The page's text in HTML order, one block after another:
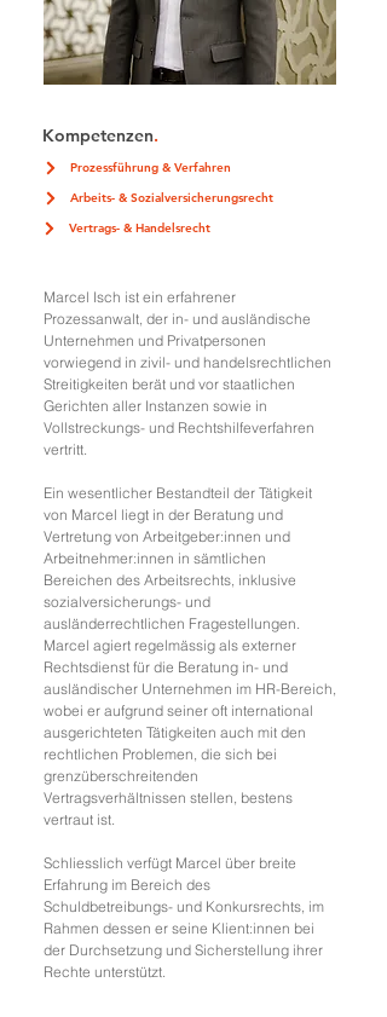
Kompetenzen.
Prozessführung & Verfahren
Arbeits- & Sozialversicherungsrecht
Vertrags- & Handelsrecht
Marcel Isch ist ein erfahrener
Prozessanwalt, der in- und ausländische
Unternehmen und Privatpersonen
vorwiegend in zivil- und handelsrechtlichen
Streitigkeiten berät und vor staatlichen
Gerichten aller Instanzen sowie in
Vollstreckungs- und Rechtshilfeverfahren
vertritt.
Ein wesentlicher Bestandteil der Tätigkeit
von Marcel liegt in der Beratung und
Vertretung von Arbeitgeber:innen und
Arbeitnehmer:innen in sämtlichen
Bereichen des Arbeitsrechts, inklusive
sozialversicherungs- und
ausländerrechtlichen Fragestellungen.
Marcel agiert regelmässig als externer
Rechtsdienst für die Beratung in- und
ausländischer Unternehmen im HR-Bereich,
wobei er aufgrund seiner oft international
ausgerichteten Tätigkeiten auch mit den
rechtlichen Problemen, die sich bei
grenzüberschreitenden
Vertragsverhältnissen stellen, bestens
vertraut ist.
Schliesslich verfügt Marcel über breite
Erfahrung im Bereich des
Schuldbetreibungs- und Konkursrechts, im
Rahmen dessen er seine Klient:innen bei
der Durchsetzung und Sicherstellung ihrer
Rechte unterstützt.